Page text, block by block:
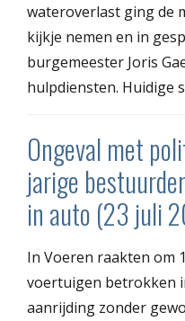
wateroverlast ging de
kijkje nemen en in
burgemeester Joris
hulpdiensten. Huidige
Ongeval met
jarige
in auto (23 juli
In Voeren raakten om
voertuigen betrokken
aanrijding zonder